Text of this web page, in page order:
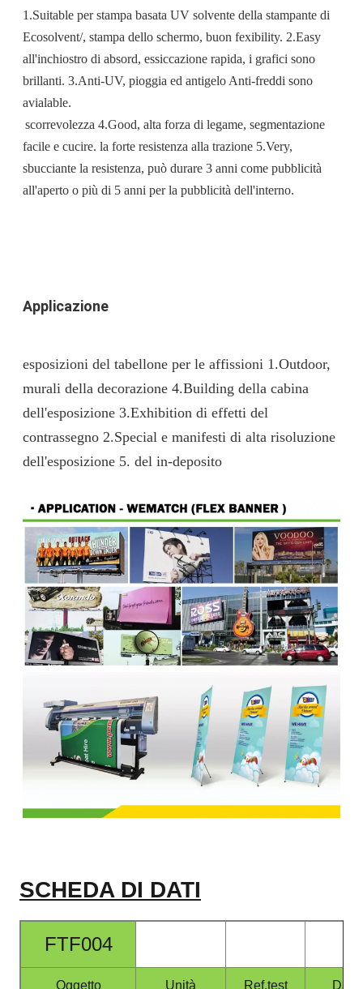
1.Suitable per stampa basata UV solvente della stampante di
Ecosolvent/, stampa dello schermo, buon fexibility. 2.Easy
all'inchiostro di absord, essiccazione rapida, i grafici sono
brillanti. 3.Anti-UV, pioggia ed antigelo Anti-freddi sono
avialable.
scorrevolezza 4.Good, alta forza di legame, segmentazione
facile e cucire. la forte resistenza alla trazione 5.Very,
sbucciante la resistenza, può durare 3 anni come pubblicità
all'aperto o più di 5 anni per la pubblicità dell'interno.
Applicazione
esposizioni del tabellone per le affissioni 1.Outdoor,
murali della decorazione 4.Building della cabina
dell'esposizione 3.Exhibition di effetti del
contrassegno 2.Special e manifesti di alta risoluzione
dell'esposizione 5. del in-deposito
SCHEDA DI DATI
FTF004
Oggetto Unità Ref.test Dati